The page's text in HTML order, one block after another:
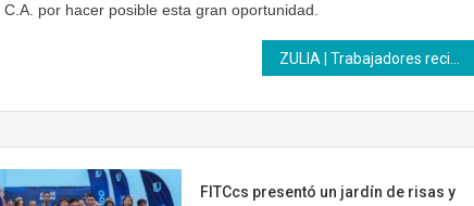
por hacer posible esta gran oportunidad.
FITCcs presentó un jardín de risas y